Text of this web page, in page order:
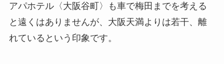
アパホテル〈大阪谷町〉も車で梅田までを考える
と遠くはありませんが、大阪天満よりは若干、離
れているという印象です。